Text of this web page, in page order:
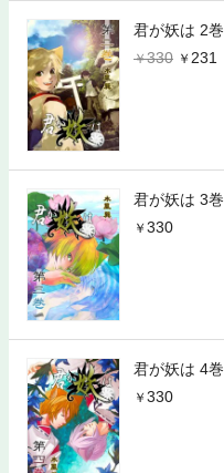
君が妖は 2巻
330
231
君が妖は 3巻
330
君が妖は 4巻
330